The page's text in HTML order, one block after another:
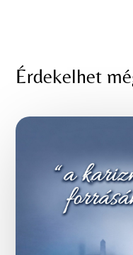
Érdekelhet